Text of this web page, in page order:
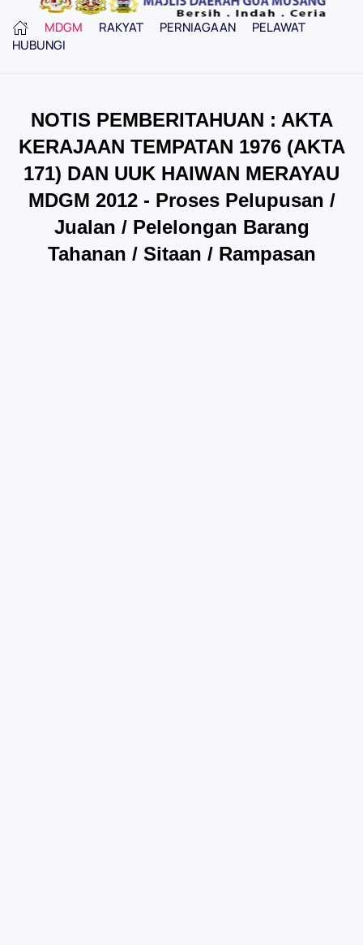
MDGM RAKYAT PERNIAGAAN
PELAWAT
HUBUNGI
NOTIS PEMBERITAHUAN : AKTA
KERAJAAN TEMPATAN 1976 (AKTA
171) DAN UUK HAIWAN MERAYAU
MDGM 2012 - Proses Pelupusan /
Jualan / Pelelongan Barang
Tahanan / Sitaan / Rampasan